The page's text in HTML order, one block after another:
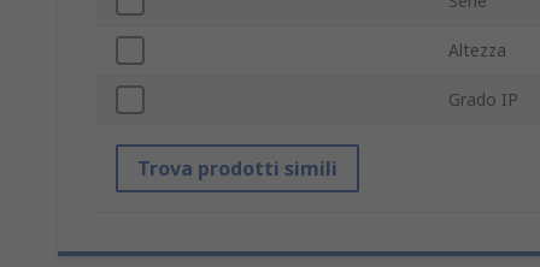
Altezza
Grado IP
Trova prodotti simili